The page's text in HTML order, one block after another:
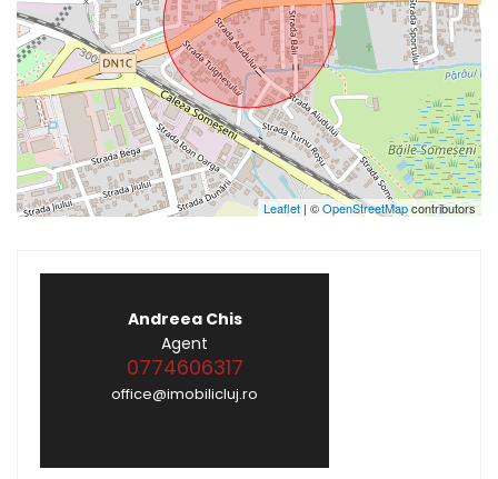
Leaflet | ©OpenStreetMapcontributors
Andreea Chis
Agent
0774606317
office@imobilicluj.ro